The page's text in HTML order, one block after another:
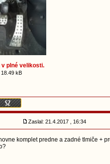
v plné velikosti.
18.49 kB
Zaslal: 21.4.2017 , 16:34
komplet predne a zadné tlmiče +